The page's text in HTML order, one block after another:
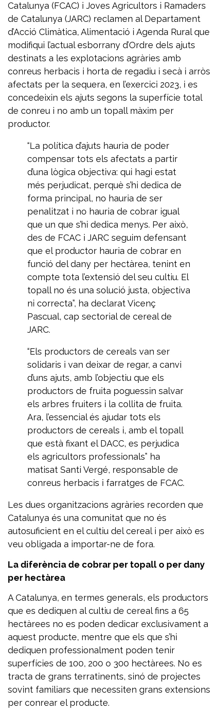
Catalunya (FCAC) i Joves Agricultors i Ramaders
de Catalunya (JARC) reclamen al Departament
d’Acció Climàtica, Alimentació i Agenda Rural que
modifiqui l’actual esborrany d’Ordre dels ajuts
destinats a les explotacions agràries amb
conreus herbacis i horta de regadiu i secà i arròs
afectats per la sequera, en l’exercici 2023, i es
concedeixin els ajuts segons la superfície total
de conreu i no amb un topall màxim per
productor.
“La política d’ajuts hauria de poder
compensar tots els afectats a partir
d’una lògica objectiva: qui hagi estat
més perjudicat, perquè s’hi dedica de
forma principal, no hauria de ser
penalitzat i no hauria de cobrar igual
que un que s’hi dedica menys. Per això,
des de FCAC i JARC seguim defensant
que el productor hauria de cobrar en
funció del dany per hectàrea, tenint en
compte tota l’extensió del seu cultiu. El
topall no és una solució justa, objectiva
ni correcta”, ha declarat Vicenç
Pascual, cap sectorial de cereal de
JARC.
“Els productors de cereals van ser
solidaris i van deixar de regar, a canvi
d’uns ajuts, amb l’objectiu que els
productors de fruita poguessin salvar
els arbres fruiters i la collita de fruita.
Ara, l’essencial és ajudar tots els
productors de cereals i, amb el topall
que està fixant el DACC, es perjudica
els agricultors professionals” ha
matisat Santi Vergé, responsable de
conreus herbacis i farratges de FCAC.
Les dues organitzacions agràries recorden que
Catalunya és una comunitat que no és
autosuficient en el cultiu del cereal i per això es
veu obligada a importar-ne de fora.
La diferència de cobrar per topall o per dany
per hectàrea
A Catalunya, en termes generals, els productors
que es dediquen al cultiu de cereal fins a 65
hectàrees no es poden dedicar exclusivament a
aquest producte, mentre que els que s’hi
dediquen professionalment poden tenir
superfícies de 100, 200 o 300 hectàrees. No es
tracta de grans terratinents, sinó de projectes
sovint familiars que necessiten grans extensions
per conrear el producte.